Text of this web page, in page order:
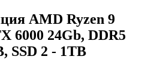
AMD Ryzen 9
6000 24Gb, DDR5
SSD 2 - 1TB